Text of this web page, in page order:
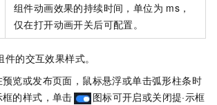
组件动画效果的持续时间，单位为 ms，
仅在打开动画开关后可配置。
件的交互效果样式。
预览或发布页面，鼠标悬浮或单击弧形柱条时
的样式，单击
图标可开启或关闭提·示框